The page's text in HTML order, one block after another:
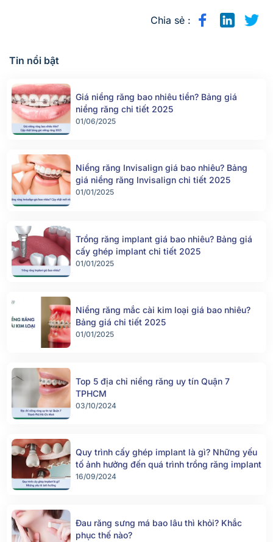
Chia sẻ :
Tin nổi bật
Giá niềng răng bao nhiêu tiền? Bảng giá
niềng răng chi tiết 2025
01/06/2025
Niềng răng Invisalign giá bao nhiêu? Bảng
giá niềng răng Invisalign chi tiết 2025
01/01/2025
Trồng răng implant giá bao nhiêu? Bảng giá
cấy ghép implant chi tiết 2025
01/01/2025
Niềng răng mắc cài kim loại giá bao nhiêu?
Bảng giá chi tiết 2025
01/01/2025
Top 5 địa chỉ niềng răng uy tín Quận 7
TPHCM
03/10/2024
Quy trình cấy ghép implant là gì? Những yếu
tố ảnh hưởng đến quá trình trồng răng implant
16/09/2024
Đau răng sưng má bao lâu thì khỏi? Khắc
phục thế nào?